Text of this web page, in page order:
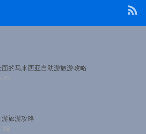
的马来西亚自助游旅游攻略
20
旅游攻略